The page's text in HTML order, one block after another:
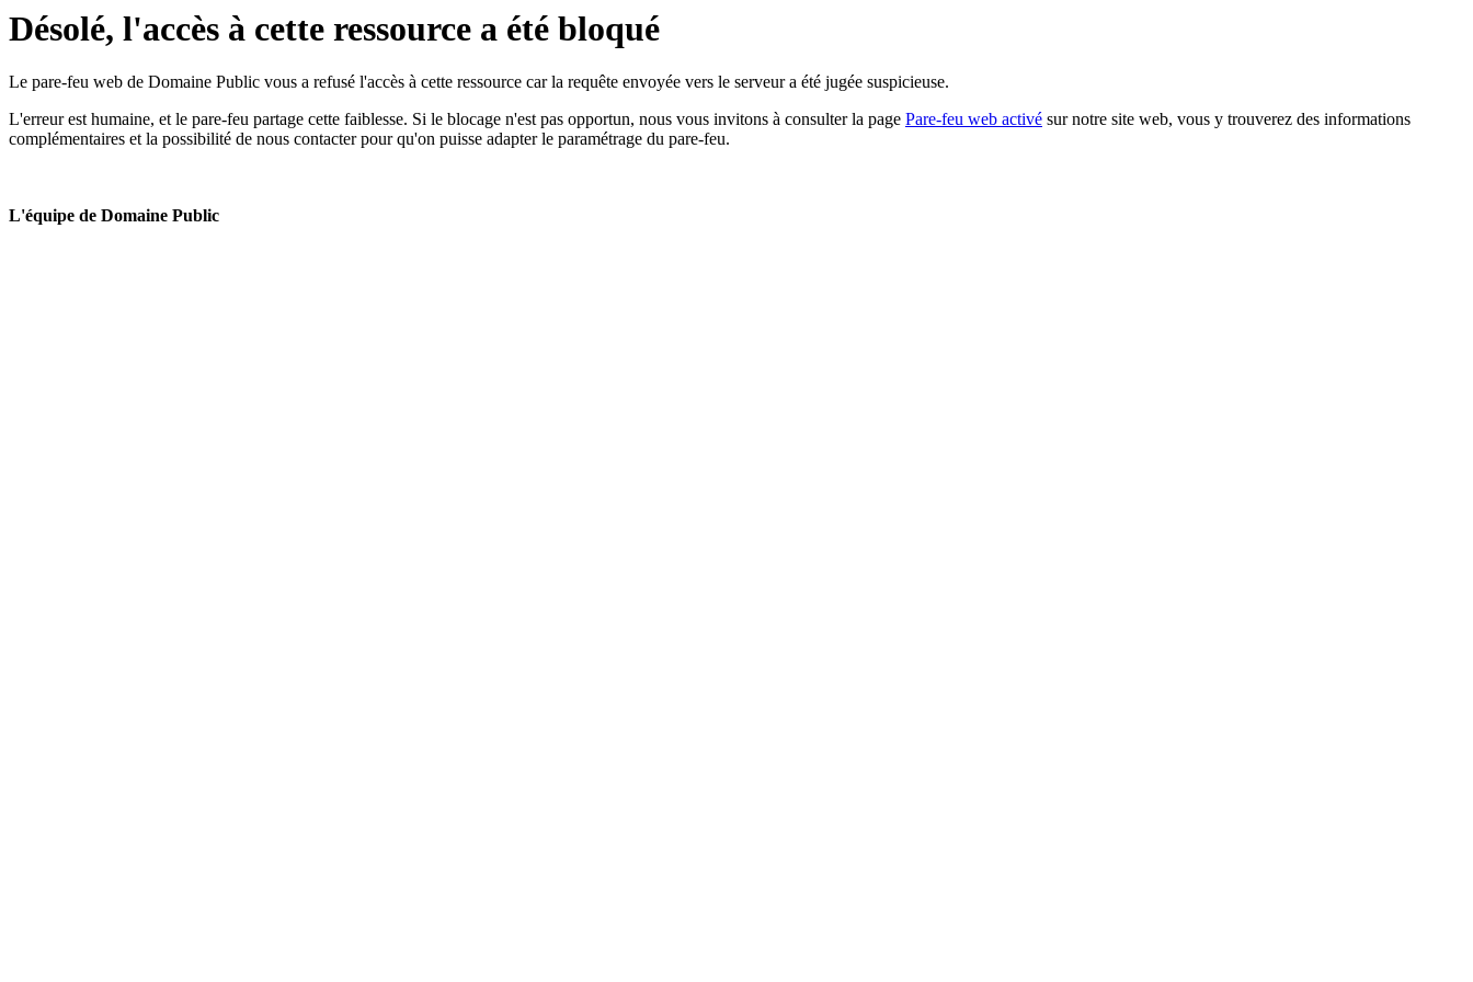
Désolé, l'accès à cette ressource a été bloqué
Le pare-feu web de Domaine Public vous a refusé l'accès à cette ressource car la requête envoyée vers le serveur a été jugée suspicieuse.
L'erreur est humaine, et le pare-feu partage cette faiblesse. Si le blocage n'est pas opportun, nous vous invitons à consulter la page Pare-feu web activé sur notre site web, vous y trouverez des informations
complémentaires et la possibilité de nous contacter pour qu'on puisse adapter le paramétrage du pare-feu.
L'équipe de Domaine Public